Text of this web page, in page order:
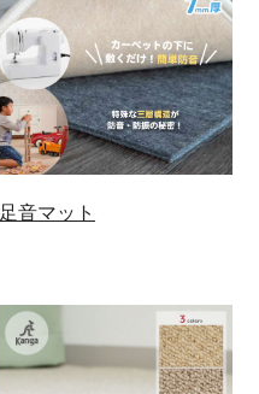
足音マット